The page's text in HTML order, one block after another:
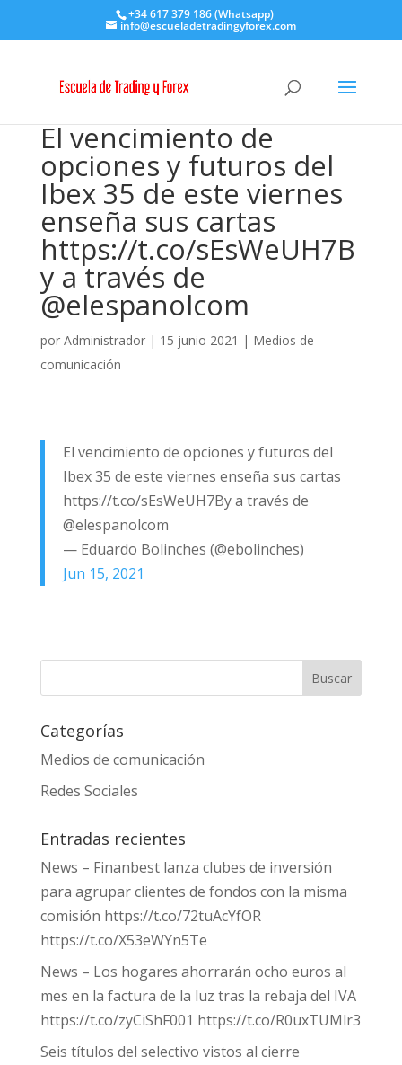
+34 617 379 186 (Whatsapp)
info@escueladetradingyforex.com
El vencimiento de
opciones y futuros del
Ibex 35 de este viernes
enseña sus cartas
https://t.co/sEsWeUH7B
y a través de
@elespanolcom
por Administrador| 15 junio 2021 | Medios de
comunicación
El vencimiento de opciones y futuros del
Ibex 35 de este viernes enseña sus cartas
https://t.co/sEsWeUH7By a través de
@elespanolcom
— Eduardo Bolinches (@ebolinches)
Jun 15, 2021
Categorías
Medios de comunicación
Redes Sociales
Entradas recientes
News – Finanbest lanza clubes de inversión
para agrupar clientes de fondos con la misma
comisión https://t.co/72tuAcYfOR
https://t.co/X53eWYn5Te
News – Los hogares ahorrarán ocho euros al
mes en la factura de la luz tras la rebaja del IVA
https://t.co/zyCiShF001 https://t.co/R0uxTUMlr3
Seis títulos del selectivo vistos al cierre